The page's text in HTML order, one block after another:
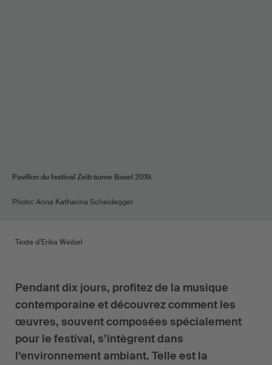
Pavillon du festival Zeiträume Basel 2019.
Photo: Anna Katharina Scheidegger
Texte d’Erika Weibel
Pendant dix jours, profitez de la musique
contemporaine et découvrez comment les
œuvres, souvent composées spécialement
pour le festival, s’intègrent dans
l’environnement ambiant. Telle est la